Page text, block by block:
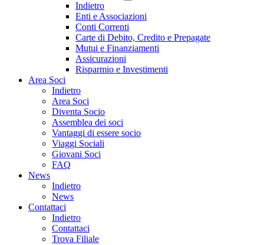
Indietro
Enti e Associazioni
Conti Correnti
Carte di Debito, Credito e Prepagate
Mutui e Finanziamenti
Assicurazioni
Risparmio e Investimenti
Area Soci
Indietro
Area Soci
Diventa Socio
Assemblea dei soci
Vantaggi di essere socio
Viaggi Sociali
Giovani Soci
FAQ
News
Indietro
News
Contattaci
Indietro
Contattaci
Trova Filiale